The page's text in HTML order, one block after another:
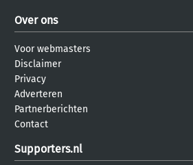
Over ons
Voor webmasters
Disclaimer
Privacy
Adverteren
Partnerberichten
Contact
Supporters.nl